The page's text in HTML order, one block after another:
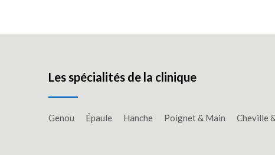
Les spécialités de la clinique
Genou Épaule Hanche Poignet & Main Cheville